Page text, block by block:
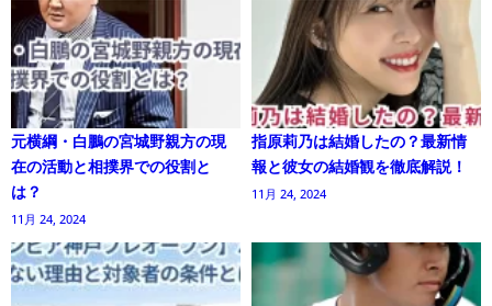
元横綱・白鵬の宮城野親方の現
在の活動と相撲界での役割と
は？
11月 24, 2024
指原莉乃は結婚したの？最新情
報と彼女の結婚観を徹底解説！
11月 24, 2024